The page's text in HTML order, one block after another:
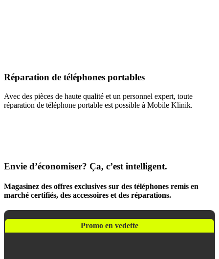
Réparation de téléphones portables
Avec des pièces de haute qualité et un personnel expert, toute
réparation de téléphone portable est possible à Mobile Klinik.
Envie d’économiser? Ça, c’est intelligent.
Magasinez des offres exclusives sur des téléphones remis en
marché certifiés, des accessoires et des réparations.
Promo en vedette